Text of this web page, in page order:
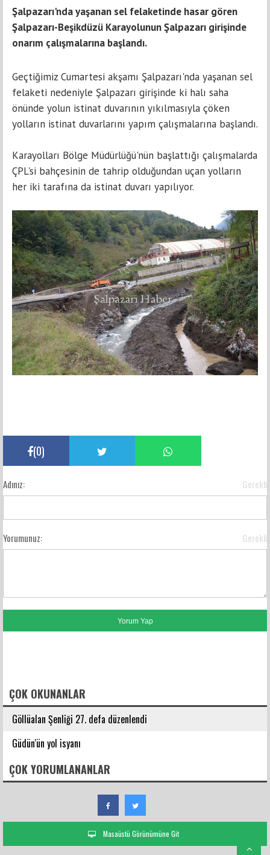
Şalpazarı'nda yaşanan sel felaketinde hasar gören
Şalpazarı-Beşikdüzü Karayolunun Şalpazarı girişinde
onarım çalışmalarına başlandı.
Geçtiğimiz Cumartesi akşamı Şalpazarı'nda yaşanan sel
felaketi nedeniyle Şalpazarı girişinde ki halı saha
önünde yolun istinat duvarının yıkılmasıyla çöken
yolların istinat duvarlarını yapım çalışmalarına başlandı.
Karayolları Bölge Müdürlüğü'nün başlattığı çalışmalarda
ÇPL'si bahçesinin de tahrip olduğundan uçan yolların
her iki tarafına da istinat duvarı yapılıyor.
(0)
Adınız: Gerekli
Yorumunuz: Gerekli
ÇOK OKUNANLAR
Göllüalan Şenliği 27. defa düzenlendi
Güdün'ün yol isyanı
ÇOK YORUMLANANLAR
Masaüstü Görünümüne Git